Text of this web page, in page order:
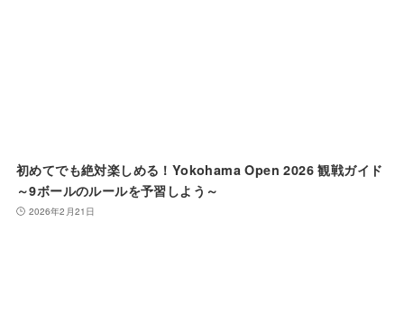
初めてでも絶対楽しめる！Yokohama Open 2026 観戦ガイド
～9ボールのルールを予習しよう～
2026年2月21日